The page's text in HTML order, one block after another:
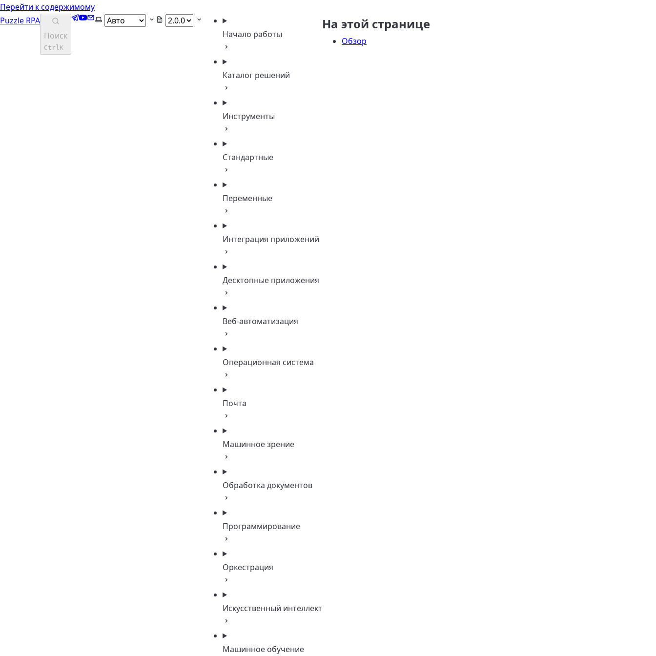
Перейти к содержимому
Puzzle RPA
Поиск
CtrlK
Telegram
YouTube
EmailВыберите тему
Начало работы
Каталог решений
Инструменты
Стандартные
Переменные
Интеграция приложений
Десктопные приложения
Веб-автоматизация
Операционная система
Почта
Машинное зрение
Обработка документов
Программирование
Оркестрация
Искусственный интеллект
Машинное обучение
На этой странице
Обзор